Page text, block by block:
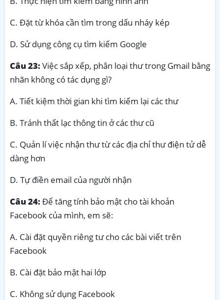
C. Đặt từ khóa cần tìm trong dấu nháy kép
D. Sử dụng công cụ tìm kiếm Google
Câu 23:Việc sắp xếp, phân loại thư trong Gmail bằng
nhãn không có tác dụng gì?
A. Tiết kiệm thời gian khi tìm kiếm lại các thư
B. Tránh thất lạc thông tin ở các thư cũ
C. Quản lí việc nhận thư từ các địa chỉ thư điện tử dễ
dàng hơn
D. Tự điền email của người nhận
Câu 24:Để tăng tính bảo mật cho tài khoản
Facebook của mình, em sẽ:
A. Cài đặt quyền riêng tư cho các bài viết trên
Facebook
B. Cài đặt bảo mật hai lớp
C. Không sử dụng Facebook